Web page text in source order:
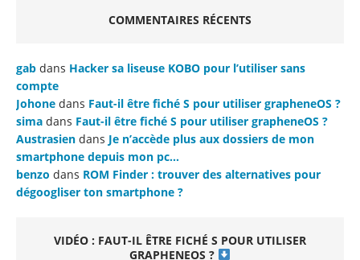
COMMENTAIRES RÉCENTS
gab dans Hacker sa liseuse KOBO pour l’utiliser sans
compte
Johone dans Faut-il être fiché S pour utiliser grapheneOS ?
sima dans Faut-il être fiché S pour utiliser grapheneOS ?
Austrasien dans Je n’accède plus aux dossiers de mon
smartphone depuis mon pc…
benzo dans ROM Finder : trouver des alternatives pour
dégoogliser ton smartphone ?
VIDÉO : FAUT-IL ÊTRE FICHÉ S POUR UTILISER
GRAPHENEOS ?